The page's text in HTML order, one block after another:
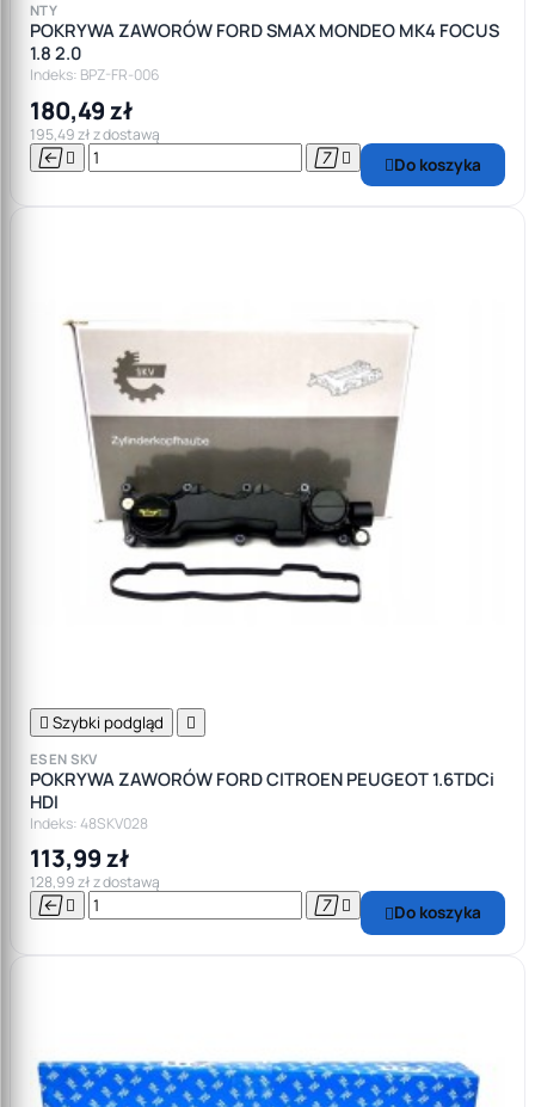
NTY
POKRYWA ZAWORÓW FORD SMAX MONDEO MK4 FOCUS
1.8 2.0
Indeks: BPZ-FR-006
180,49 zł
195,49 zł z dostawą
    Do koszyka
 Szybki podgląd 
ESEN SKV
POKRYWA ZAWORÓW FORD CITROEN PEUGEOT 1.6TDCi
HDI
Indeks: 48SKV028
113,99 zł
128,99 zł z dostawą
    Do koszyka